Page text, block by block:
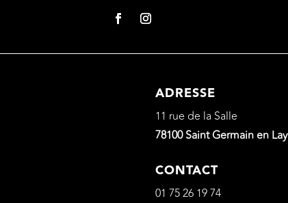
ADRESSE
11 rue de la Salle
78100 Saint Germain en
CONTACT
01 75 26 19 74